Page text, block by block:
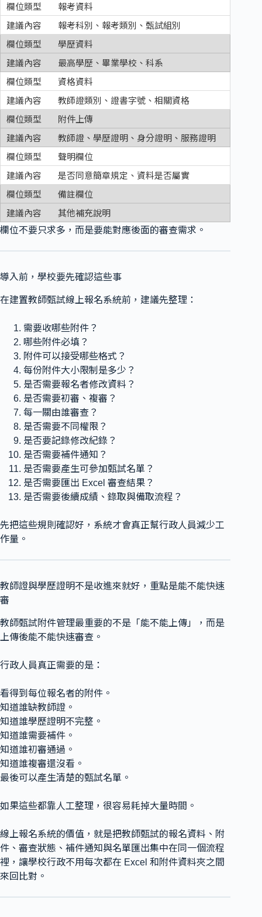
報考資料
報考科別、報考類別、甄試組別
學歷資料
最高學歷、畢業學校、科系
資格資料
教師證類別、證書字號、相關資格
附件上傳
教師證、學歷證明、身分證明、服務證明
聲明欄位
是否同意簡章規定、資料是否屬實
備註欄位
其他補充說明
欄位不要只求多，而是要能對應後面的審查需求。
導入前，學校要先確認這些事
在建置教師甄試線上報名系統前，建議先整理：
需要收哪些附件？
哪些附件必填？
附件可以接受哪些格式？
每份附件大小限制是多少？
是否需要報名者修改資料？
是否需要初審、複審？
每一關由誰審查？
是否需要不同權限？
是否要記錄修改紀錄？
是否需要補件通知？
是否需要產生可參加甄試名單？
是否需要匯出 Excel 審查結果？
是否需要後續成績、錄取與備取流程？
先把這些規則確認好，系統才會真正幫行政人員減少工
作量。
教師證與學歷證明不是收進來就好，重點是能不能快速
審
教師甄試附件管理最重要的不是「能不能上傳」，而是
上傳後能不能快速審查。
行政人員真正需要的是：
看得到每位報名者的附件。
知道誰缺教師證。
知道誰學歷證明不完整。
知道誰需要補件。
知道誰初審通過。
知道誰複審還沒看。
最後可以產生清楚的甄試名單。
如果這些都靠人工整理，很容易耗掉大量時間。
線上報名系統的價值，就是把教師甄試的報名資料、附
件、審查狀態、補件通知與名單匯出集中在同一個流程
裡，讓學校行政不用每次都在 Excel 和附件資料夾之間
來回比對。